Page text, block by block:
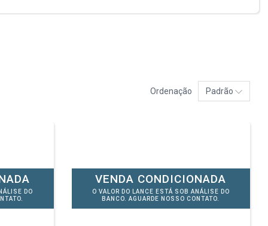
Ordenação Padrão
DO
VENDA CONDICIONADA
O VALOR DO LANCE ESTÁ SOB ANÁLISE DO
BANCO. AGUARDE NOSSO CONTATO.